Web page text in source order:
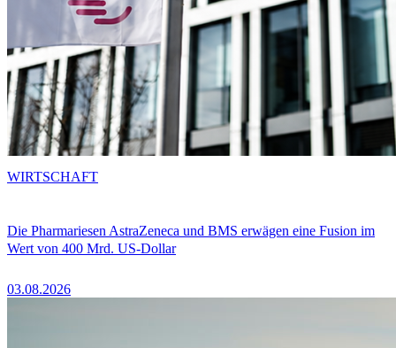
Die Pharmariesen AstraZeneca und BMS erwägen eine Fusion im
Wert von 400 Mrd. US-Dollar
03.08.2026
WIRTSCHAFT